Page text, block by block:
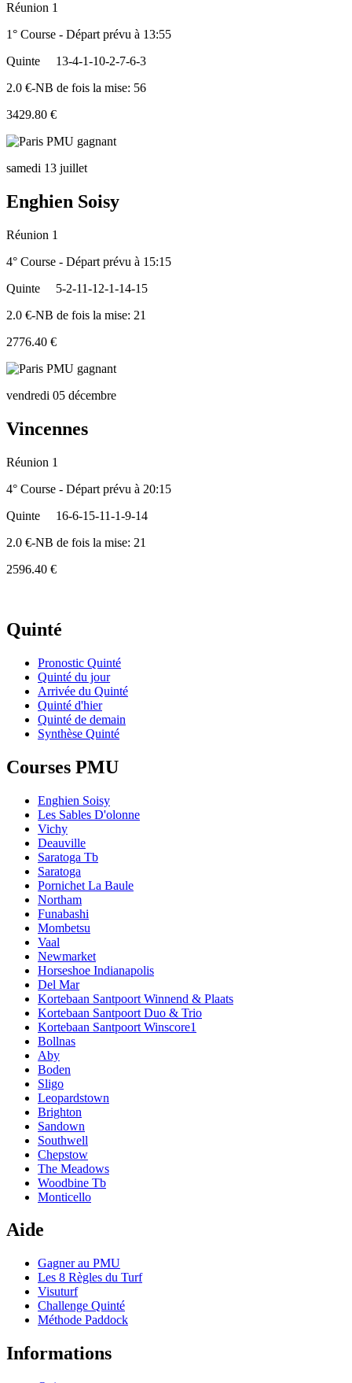
Réunion 1
1° Course - Départ prévu à 13:55
Quinte
13-4-1-10-2-7-6-3
2.0 €-NB de fois la mise: 56
3429.80 €
samedi 13 juillet
Enghien Soisy
Réunion 1
4° Course - Départ prévu à 15:15
Quinte
5-2-11-12-1-14-15
2.0 €-NB de fois la mise: 21
2776.40 €
vendredi 05 décembre
Vincennes
Réunion 1
4° Course - Départ prévu à 20:15
Quinte
16-6-15-11-1-9-14
2.0 €-NB de fois la mise: 21
2596.40 €
Quinté
Pronostic Quinté
Quinté du jour
Arrivée du Quinté
Quinté d'hier
Quinté de demain
Synthèse Quinté
Courses PMU
Enghien Soisy
Les Sables D'olonne
Vichy
Deauville
Saratoga Tb
Saratoga
Pornichet La Baule
Northam
Funabashi
Mombetsu
Vaal
Newmarket
Horseshoe Indianapolis
Del Mar
Kortebaan Santpoort Winnend & Plaats
Kortebaan Santpoort Duo & Trio
Kortebaan Santpoort Winscore1
Bollnas
Aby
Boden
Sligo
Leopardstown
Brighton
Sandown
Southwell
Chepstow
The Meadows
Woodbine Tb
Monticello
Aide
Gagner au PMU
Les 8 Règles du Turf
Visuturf
Challenge Quinté
Méthode Paddock
Informations